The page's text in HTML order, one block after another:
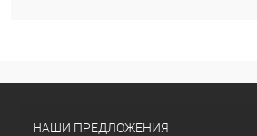
НАШИ ПРЕДЛОЖЕНИЯ